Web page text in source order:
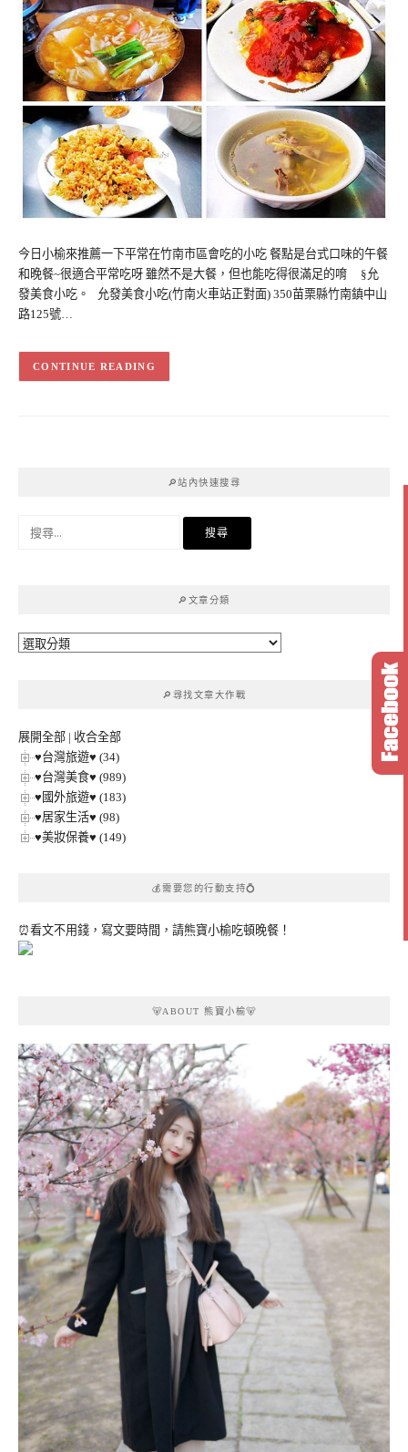
今日小榆來推薦一下平常在竹南市區會吃的小吃 餐點是台式口味的午餐
和晚餐~很適合平常吃呀 雖然不是大餐，但也能吃得很滿足的唷 §允
發美食小吃。 允發美食小吃(竹南火車站正對面) 350苗栗縣竹南鎮中山
路125號…
CONTINUE READING
🔎站內快速搜尋
🔎文章分類
🔎
🔎尋找文章大作戰
展開全部 | 收合全部
♥台灣旅遊♥ (34)
♥台灣美食♥ (989)
♥國外旅遊♥ (183)
♥居家生活♥ (98)
♥美妝保養♥ (149)
💰需要您的行動支持💍
⏰看文不用錢，寫文要時間，請熊寶小榆吃頓晚餐！
🐻ABOUT 熊寶小榆🐻